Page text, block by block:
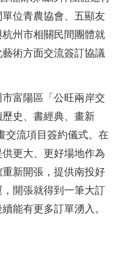
位青農協會、五顯友
州市相關民間團體就
術方面交流簽訂協議
富陽區「公旺兩岸交
史、書經典、畫新
交流項目簽約儀式。在
更大、更好場地作為
新開張，提供南投好
開張就得到一筆大訂
能有更多訂單湧入。